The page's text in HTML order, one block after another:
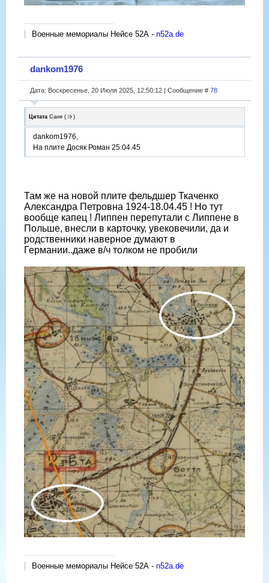
Военные мемориалы Нейсе 52А - n52a.de
dankom1976
Дата: Воскресенье, 20 Июля 2025, 12:50:12 | Сообщение # 78
Цитата Саня ( )
dankom1976,
На плите Досяк Роман 25.04.45
Там же на новой плите фельдшер Ткаченко
Александра Петровна 1924-18.04.45 ! Но тут
вообще капец ! Липпен перепутали с Липпене в
Польше, внесли в карточку, увековечили, да и
родственники наверное думают в
Германии..даже в/ч толком не пробили
Военные мемориалы Нейсе 52А - n52a.de